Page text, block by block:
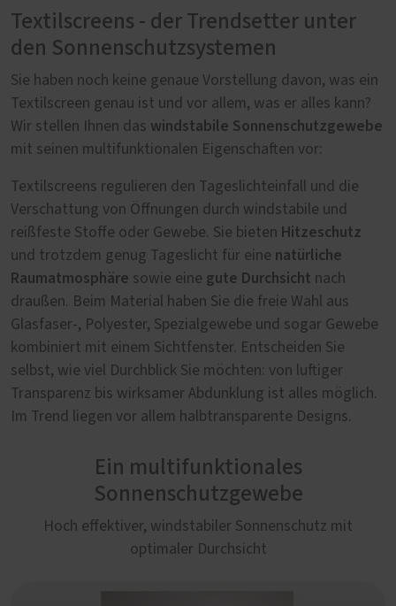
Textilscreens - der Trendsetter unter
den Sonnenschutzsystemen
Sie haben noch keine genaue Vorstellung davon, was ein
Textilscreen genau ist und vor allem, was er alles kann?
Wir stellen Ihnen das windstabile Sonnenschutzgewebe
mit seinen multifunktionalen Eigenschaften vor:
Textilscreens regulieren den Tageslichteinfall und die
Verschattung von Öffnungen durch windstabile und
reißfeste Stoffe oder Gewebe. Sie bieten Hitzeschutz
und trotzdem genug Tageslicht für eine natürliche
Raumatmosphäre sowie eine gute Durchsicht nach
draußen. Beim Material haben Sie die freie Wahl aus
Glasfaser-, Polyester, Spezialgewebe und sogar Gewebe
kombiniert mit einem Sichtfenster. Entscheiden Sie
selbst, wie viel Durchblick Sie möchten: von luftiger
Transparenz bis wirksamer Abdunklung ist alles möglich.
Im Trend liegen vor allem halbtransparente Designs.
Ein multifunktionales
Sonnenschutzgewebe
Hoch effektiver, windstabiler Sonnenschutz mit
optimaler Durchsicht